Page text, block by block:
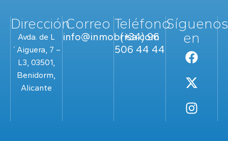
Dirección
Avda. de L
´Aiguera, 7 –
L3, 03501,
Benidorm,
Alicante
Correo
info@inmobrisa.com
Teléfono
(+34) 96
506 44 44
en